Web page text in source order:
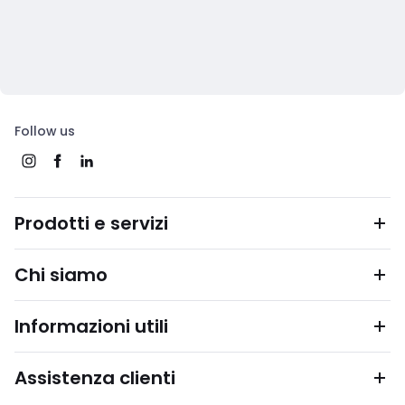
Follow us
Prodotti e servizi
Chi siamo
Informazioni utili
Assistenza clienti